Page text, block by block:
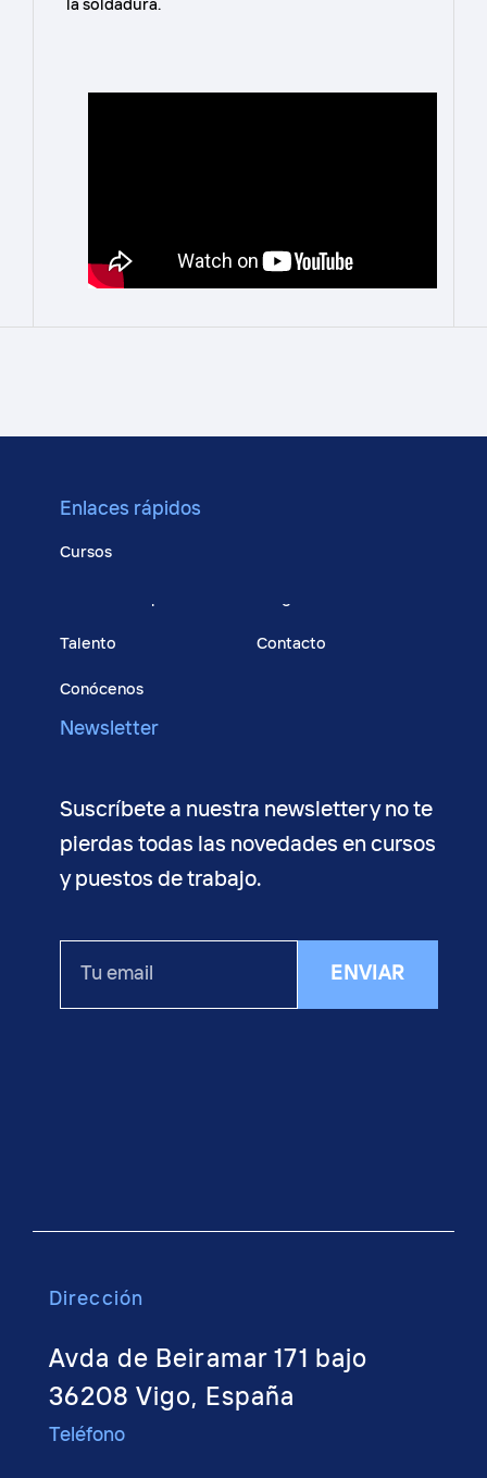
la soldadura.
Enlaces rápidos
Cursos
Talento
Conócenos
Contacto
Newsletter
Suscríbete a nuestra newsletter y no te
pierdas todas las novedades en cursos
y puestos de trabajo.
ENVIAR
Dirección
Avda de Beiramar 171 bajo
36208 Vigo, España
Teléfono